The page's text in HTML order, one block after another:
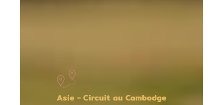
Asie - Circuit au Cambodge